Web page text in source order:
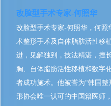
改脸型手术专家-何照华
改脸型手术专家-何照华，何
术整形手术及自体脂肪活性移
进，见解独到，技法精湛，擅
胸、自体脂肪活性移植和数字
者成功施术。他被誉为“韩国
形协会唯一认可的中国籍医师